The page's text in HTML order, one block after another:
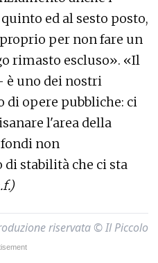
ed al sesto posto,
per non fare un
rimasto escluso». «Il
è uno dei nostri
opere pubbliche: ci
l'area della
non
stabilità che ci sta
riservata © Il Piccolo